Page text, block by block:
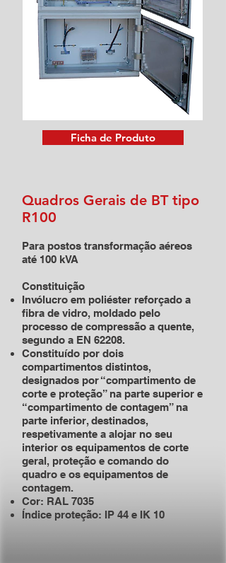
Ficha de Produto
Quadros Gerais de BT tipo
R100
Para postos transformação aéreos
até 100 kVA
Constituição
Invólucro em poliéster reforçado a
fibra de vidro, moldado pelo
processo de compressão a quente,
segundo a EN 62208.
Constituído por dois
compartimentos distintos,
designados por “compartimento de
corte e proteção” na parte superior e
“compartimento de contagem” na
parte inferior, destinados,
respetivamente a alojar no seu
interior os equipamentos de corte
geral, proteção e comando do
quadro e os equipamentos de
contagem.
Cor: RAL 7035
Índice proteção: IP 44 e IK 10